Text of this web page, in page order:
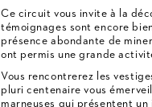
Ce circuit vous invite à la
témoignages sont encore
présence abondante de
ont permis une grande
Vous rencontrerez les
pluri centenaire vous
marneuses qui présentent